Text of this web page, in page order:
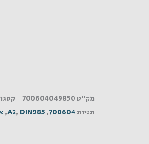
מק"ט 700604049850
תגיות700604
,
A2, DIN985
,